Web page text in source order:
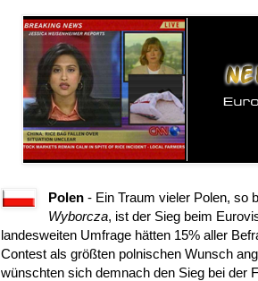
Polen - Ein Traum vieler Polen, so
Wyborcza, ist der Sieg beim
landesweiten Umfrage hätten 15% aller
Contest als größten polnischen Wunsch
wünschten sich demnach den Sieg bei der